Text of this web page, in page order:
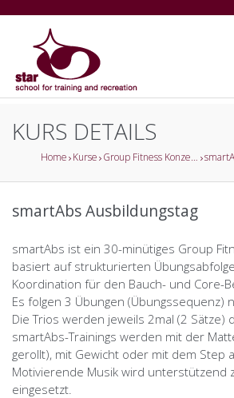
KURS DETAILS
Home Kurse Group Fitness Konzepte
smartAbs Ausbildungstag
smartAbs ist ein 30-minütiges Group
basiert auf strukturierten
Koordination für den Bauch- und Core-
Es folgen 3 Übungen (Übungssequenz)
Die Trios werden jeweils 2mal (2 Sätze)
smartAbs-Trainings werden mit der
gerollt), mit Gewicht oder mit dem Step
Motivierende Musik wird unterstützend
eingesetzt.